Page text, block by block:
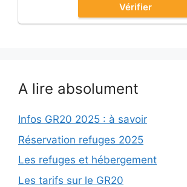
Vérifier
A lire absolument
Infos GR20 2025 : à savoir
Réservation refuges 2025
Les refuges et hébergement
Les tarifs sur le GR20